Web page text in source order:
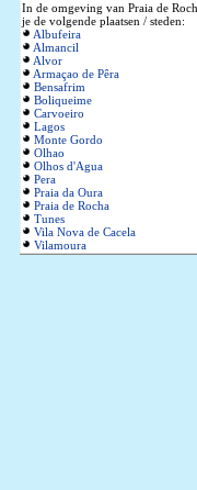
In de omgeving van Praia de
je de volgende plaatsen / steden:
Albufeira
Almancil
Alvor
Armaçao de Pêra
Bensafrim
Boliqueime
Carvoeiro
Lagos
Monte Gordo
Olhao
Olhos d'Agua
Pera
Praia da Oura
Praia de Rocha
Tunes
Vila Nova de Cacela
Vilamoura